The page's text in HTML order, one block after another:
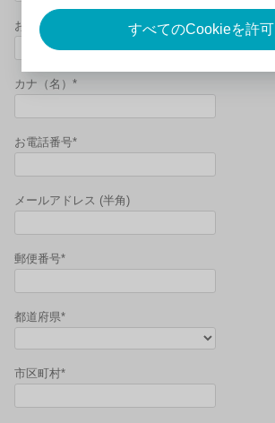
すべてのCookieを許可
お名前（名）*
カナ（名）*
お電話番号*
メールアドレス (半角)
郵便番号*
都道府県*
市区町村*